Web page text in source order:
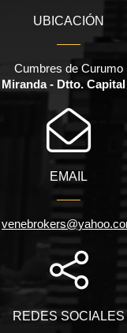
UBICACIÓN
Cumbres de Curumo
- Dtto. Capital
EMAIL
REDES SOCIALES